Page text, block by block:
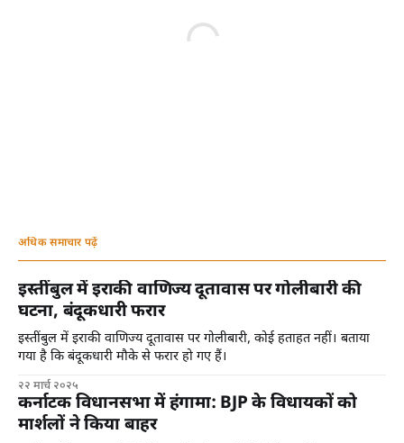
अधिक समाचार पढ़ें
इस्तींबुल में इराकी वाणिज्य दूतावास पर गोलीबारी की
घटना, बंदूकधारी फरार
इस्तींबुल में इराकी वाणिज्य दूतावास पर गोलीबारी, कोई हताहत नहीं। बताया
गया है कि बंदूकधारी मौके से फरार हो गए हैं।
२२ मार्च २०२५
कर्नाटक विधानसभा में हंगामा: BJP के विधायकों को
मार्शलों ने किया बाहर